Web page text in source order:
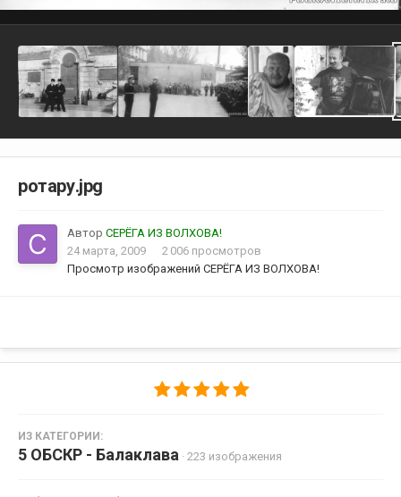
ротару.jpg
Автор СЕРЁГА ИЗ ВОЛХОВА!
24 марта, 2009
2 006 просмотров
Просмотр изображений СЕРЁГА ИЗ ВОЛХОВА!
ИЗ КАТЕГОРИИ:
5 ОБСКР - Балаклава · 223 изображения